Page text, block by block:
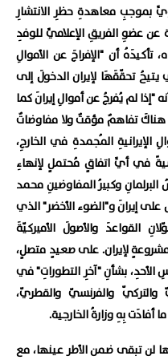
بموجبِ معاهدةِ حظرِ الانتشارِ
عن عضوِ الفريقِ الإعلاميِّ للوفدِ
تأكيدَهُ أن "الإفراجَ عن الأموالِ
يتيحُ تحقّقَهَا لإيران الدخولَ إلى
"إذا لم يُفرجُ عن أموالِ إيرانَ كما
تفاهمٌ مؤقتٌ ولا مفاوضاتٌ
المُجمدةِ في الخارجِ،
في أيِّ اتفاقٍ مُحتملٍ لإنهاءِ
وكبيرُ المفاوضينِ محمد
على إيرانَ و"الضوء الأخضر" الذي
‌القواعدَ والأصولَ ​الأميركيّةَ
لإيران. على صعيدٍ متصلٍ،
الأحدِ، بشأنِ "آخرِ التطوراتِ" في
والتركيّ والفرنسيّ والقطريّ،
أفادَت بِهِ وزارةُ الخارجية.
لن تبقى ضمن الأطر عينها، مع